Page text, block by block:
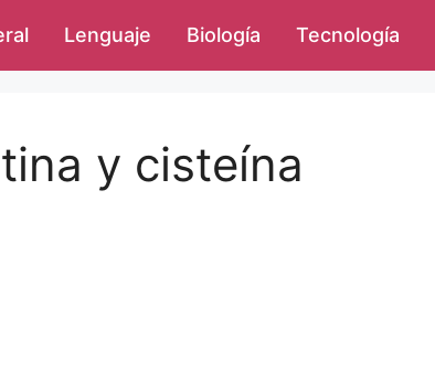
Lenguaje Biología Tecnología
y cisteína